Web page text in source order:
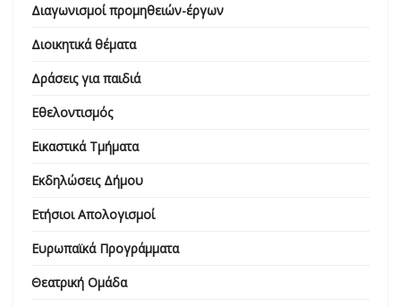
Διαγωνισμοί προμηθειών-έργων
Διοικητικά θέματα
Δράσεις για παιδιά
Εθελοντισμός
Εικαστικά Τμήματα
Εκδηλώσεις Δήμου
Ετήσιοι Απολογισμοί
Ευρωπαϊκά Προγράμματα
Θεατρική Ομάδα